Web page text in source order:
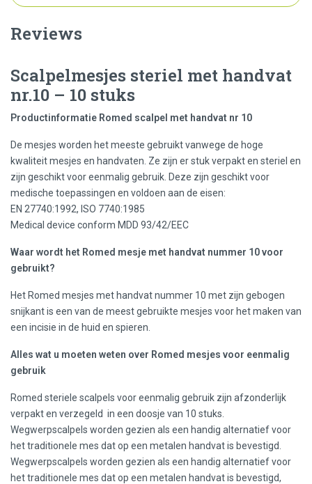
Reviews
Scalpelmesjes steriel met handvat
nr.10 – 10 stuks
Productinformatie Romed scalpel met handvat nr 10
De mesjes worden het meeste gebruikt vanwege de hoge
kwaliteit mesjes en handvaten. Ze zijn er stuk verpakt en steriel en
zijn geschikt voor eenmalig gebruik. Deze zijn geschikt voor
medische toepassingen en voldoen aan de eisen:
EN 27740:1992, ISO 7740:1985
Medical device conform MDD 93/42/EEC
Waar wordt het Romed mesje met handvat nummer 10 voor
gebruikt?
Het Romed mesjes met handvat nummer 10 met zijn gebogen
snijkant is een van de meest gebruikte mesjes voor het maken van
een incisie in de huid en spieren.
Alles wat u moeten weten over Romed mesjes voor eenmalig
gebruik
Romed steriele scalpels voor eenmalig gebruik zijn afzonderlijk
verpakt en verzegeld in een doosje van 10 stuks.
Wegwerpscalpels worden gezien als een handig alternatief voor
het traditionele mes dat op een metalen handvat is bevestigd.
Wegwerpscalpels worden gezien als een handig alternatief voor
het traditionele mes dat op een metalen handvat is bevestigd,